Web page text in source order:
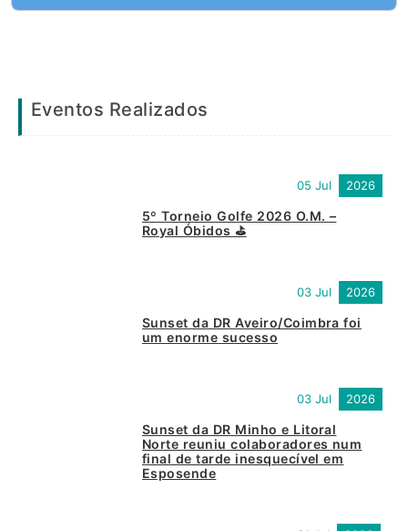
Eventos Realizados
5º Torneio Golfe 2026 O.M. –
Royal Óbidos ⛳
05 Jul 2026
Sunset da DR Aveiro/Coimbra foi
um enorme sucesso
03 Jul 2026
Sunset da DR Minho e Litoral
Norte reuniu colaboradores num
final de tarde inesquecível em
Esposende
03 Jul 2026